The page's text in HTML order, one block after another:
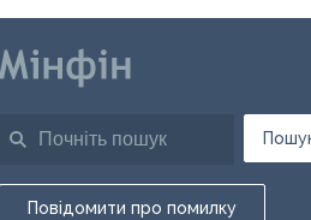
Повідомити про помилку